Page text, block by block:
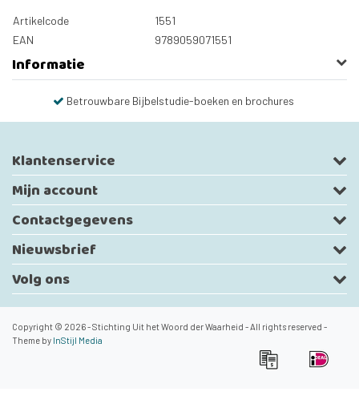
Artikelcode
1551
EAN
9789059071551
Informatie
Betrouwbare Bijbelstudie-boeken en brochures
Klantenservice
Mijn account
Contactgegevens
Nieuwsbrief
Volg ons
Copyright © 2026 - Stichting Uit het Woord der Waarheid - All rights reserved -
Theme by InStijl Media